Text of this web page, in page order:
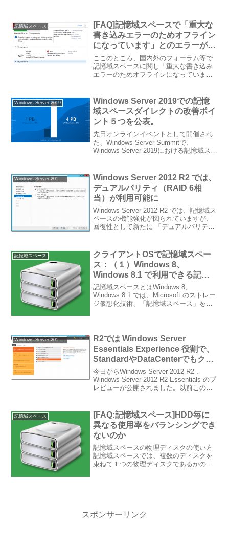
記憶域スペース
[FAQ]記憶域スペースで「重大な
書き込みエラーのためオフライン
になっています」とのエラーが表
示されてディスクにアクセスでき
ない
ここのところ、国内外のフォーラム等で
記憶域スペースに関し「重大な書き込み
エラーのためオフラインになっていま
できない症状について書き込みが散見さ
れるようになりました。英語...
Windows Server 2019
Windows Server 2019での記憶
域スペースダイレクトの改善ポイ
ント５つを公表。
先日オンラインイベントとして開催され
た、Windows Server Summitで、
Windows Server 2019における記憶域スペ
what y...
Windows Server 2012 R2
Windows Server 2012 R2 では、
デュアルパリティ（RAID 6相
当）が利用可能に
Windows Server 2012 R2 では、記憶域ス
ペースの機能強化が図られていますが、
回復性として新たに 「デュアルパリテ
スクに書込むことで、より回復性を高
め...
記憶域スペース
クライアントOSで記憶域スペー
ス：（１）Windows 8、
Windows 8.1 で利用できる記憶
域スペース（記憶域プール）とは
記憶域スペースとはWindows 8、
Windows 8.1 では、Microsoft のストレー
ジ仮想化技術、「記憶域スペース」を利
Windows Server 2012 Essentials
R2では Windows Server
Essentials Experience 役割で、
StandardやDataCenterでもクラ
イアントバックアップなどが可能
に
今日からWindows Server 2012 R2 、
Windows Server 2012 R2 Essentials のプ
レビューが公開されました。以前このブ
記憶域スペース
[FAQ:記憶域スペース]HDD毎に
異なる使用率をバランシングでき
ないのか
記憶域スペースの物理ディスクの使い方
記憶域スペースでは、複数のディスクを
束ねて１つの物理ディスクであるかのよ
スポンサーリンク